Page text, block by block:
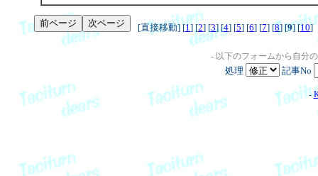
[直接移動] [1] [2] [3] [4] [5] [6] [7] [8] [9] [10]
- 以下のフォームから自分
処理 記事No
-